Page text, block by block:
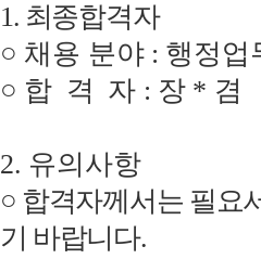
1. 최종합격자
○ 채용 분야 : 행정업
○ 합 격 자 : 장 * 겸
2. 유의사항
○ 합격자께서는 필요
기 바랍니다.